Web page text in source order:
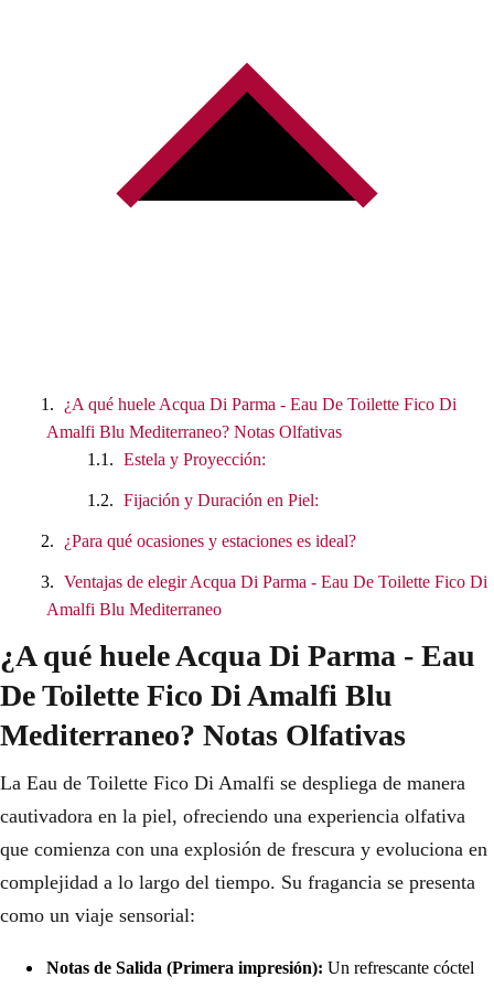
¿A qué huele Acqua Di Parma - Eau De Toilette Fico Di
Amalfi Blu Mediterraneo? Notas Olfativas
Estela y Proyección:
Fijación y Duración en Piel:
¿Para qué ocasiones y estaciones es ideal?
Ventajas de elegir Acqua Di Parma - Eau De Toilette Fico Di
Amalfi Blu Mediterraneo
¿A qué huele Acqua Di Parma - Eau
De Toilette Fico Di Amalfi Blu
Mediterraneo? Notas Olfativas
La Eau de Toilette Fico Di Amalfi se despliega de manera
cautivadora en la piel, ofreciendo una experiencia olfativa
que comienza con una explosión de frescura y evoluciona en
complejidad a lo largo del tiempo. Su fragancia se presenta
como un viaje sensorial:
Notas de Salida (Primera impresión): Un refrescante cóctel